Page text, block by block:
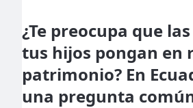
¿Te preocupa que
tus hijos pongan en
patrimonio? En
una pregunta